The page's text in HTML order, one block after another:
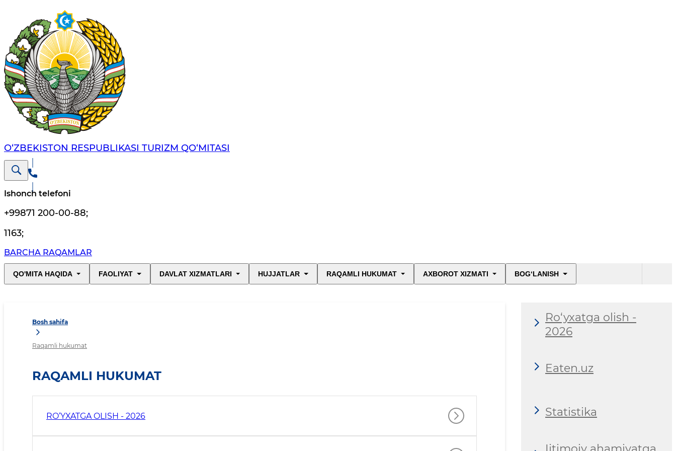
O‘ZBEKISTON RESPUBLIKASI TURIZM QO‘MITASI
Ishonch telefoni
+99871 200-00-88;
1163;
BARCHA RAQAMLAR
QO'MITA HAQIDA FAOLIYAT DAVLAT XIZMATLARI HUJJATLAR RAQAMLI HUKUMAT AXBOROT XIZMATI BOG‘LANISH
Bosh sahifa
Raqamli hukumat
RAQAMLI HUKUMAT
RO‘YXATGA OLISH - 2026
Ro‘yxatga olish -
2026
Eaten.uz
Statistika